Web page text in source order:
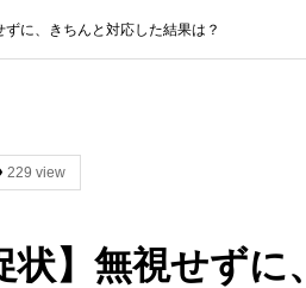
ずに、きちんと対応した結果は？
229 view
状】無視せず